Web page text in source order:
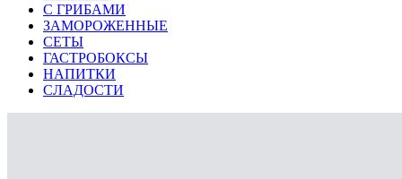
С ГРИБАМИ
ЗАМОРОЖЕННЫЕ
СЕТЫ
ГАСТРОБОКСЫ
НАПИТКИ
СЛАДОСТИ